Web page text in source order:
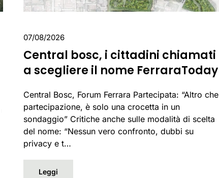
07/08/2026
Central bosc, i cittadini chiamati
a scegliere il nome FerraraToday
Central Bosc, Forum Ferrara Partecipata: “Altro che
partecipazione, è solo una crocetta in un
sondaggio” Critiche anche sulle modalità di scelta
del nome: “Nessun vero confronto, dubbi su
privacy e t…
Leggi